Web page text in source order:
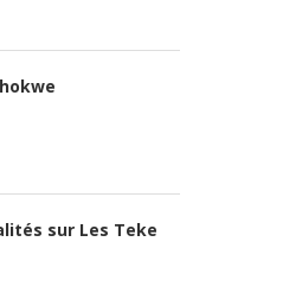
sur Les Teke